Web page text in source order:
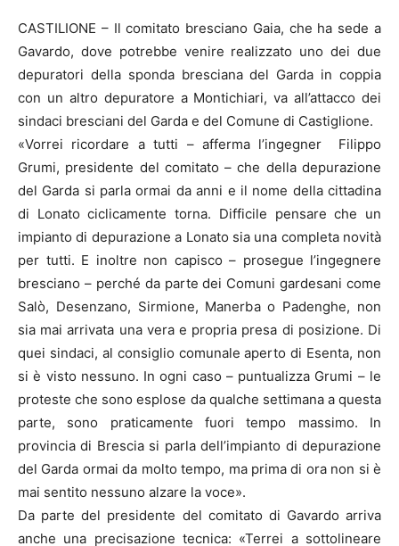
CASTILIONE – Il comitato bresciano Gaia, che ha sede a
Gavardo, dove potrebbe venire realizzato uno dei due
depuratori della sponda bresciana del Garda in coppia
con un altro depuratore a Montichiari, va all’attacco dei
sindaci bresciani del Garda e del Comune di Castiglione.
«Vorrei ricordare a tutti – afferma l’ingegner Filippo
Grumi, presidente del comitato – che della depurazione
del Garda si parla ormai da anni e il nome della cittadina
di Lonato ciclicamente torna. Difficile pensare che un
impianto di depurazione a Lonato sia una completa novità
per tutti. E inoltre non capisco – prosegue l’ingegnere
bresciano – perché da parte dei Comuni gardesani come
Salò, Desenzano, Sirmione, Manerba o Padenghe, non
sia mai arrivata una vera e propria presa di posizione. Di
quei sindaci, al consiglio comunale aperto di Esenta, non
si è visto nessuno. In ogni caso – puntualizza Grumi – le
proteste che sono esplose da qualche settimana a questa
parte, sono praticamente fuori tempo massimo. In
provincia di Brescia si parla dell’impianto di depurazione
del Garda ormai da molto tempo, ma prima di ora non si è
mai sentito nessuno alzare la voce».
Da parte del presidente del comitato di Gavardo arriva
anche una precisazione tecnica: «Terrei a sottolineare